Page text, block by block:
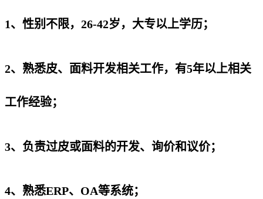
1、性别不限，26-42岁，大专以上学历；
2、熟悉皮、面料开发相关工作，有5年以上相关
工作经验；
3、负责过皮或面料的开发、询价和议价；
4、熟悉ERP、OA等系统；